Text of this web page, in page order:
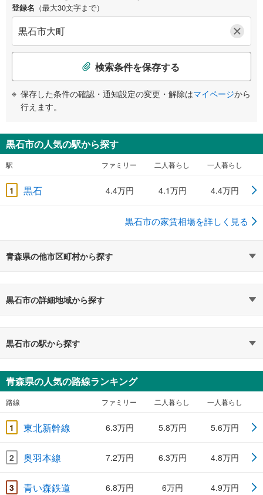
登録名 （最大30文字まで）
検索条件を保存する
保存した条件の確認・通知設定の変更・解除はマイページから
行えます。
黒石市の人気の駅から探す
駅 ファミリー 二人暮らし 一人暮らし
1 黒石 4.4万円 4.1万円 4.4万円
黒石市の家賃相場を詳しく見る
青森県の他市区町村から探す
黒石市の詳細地域から探す
黒石市の駅から探す
青森県の人気の路線ランキング
路線 ファミリー 二人暮らし 一人暮らし
1 東北新幹線 6.3万円 5.8万円 5.6万円
2 奥羽本線 7.2万円 6.3万円 4.8万円
3 青い森鉄道 6.8万円 6万円 4.9万円